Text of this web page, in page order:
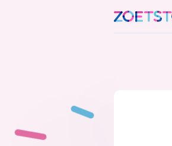
to
content